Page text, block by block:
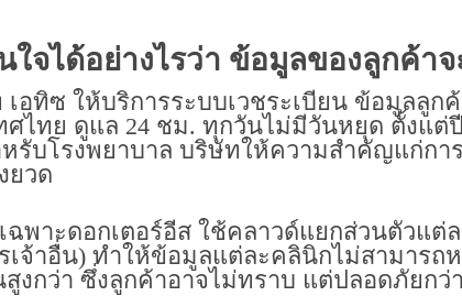
ใจได้อย่างไรว่า ข้อมูลของลูกค้า
เอทิซ ให้บริการระบบเวชระเบียน ข้อมูลลู
ศไทย ดูแล 24 ชม. ทุกวันไม่มีวันหยุด ตั้งแต่
รับโรงพยาบาล บริษัทให้ความสำคัญแก่ก
ยวด
ฉพาะดอกเตอร์อีส ใช้คลาวด์แยกส่วนตัวแ
เจ้าอื่น) ทำให้ข้อมูลแต่ละคลินิกไม่สามารถ
งกว่า ซึ่งลูกค้าอาจไม่ทราบ แต่ปลอดภัยกว่